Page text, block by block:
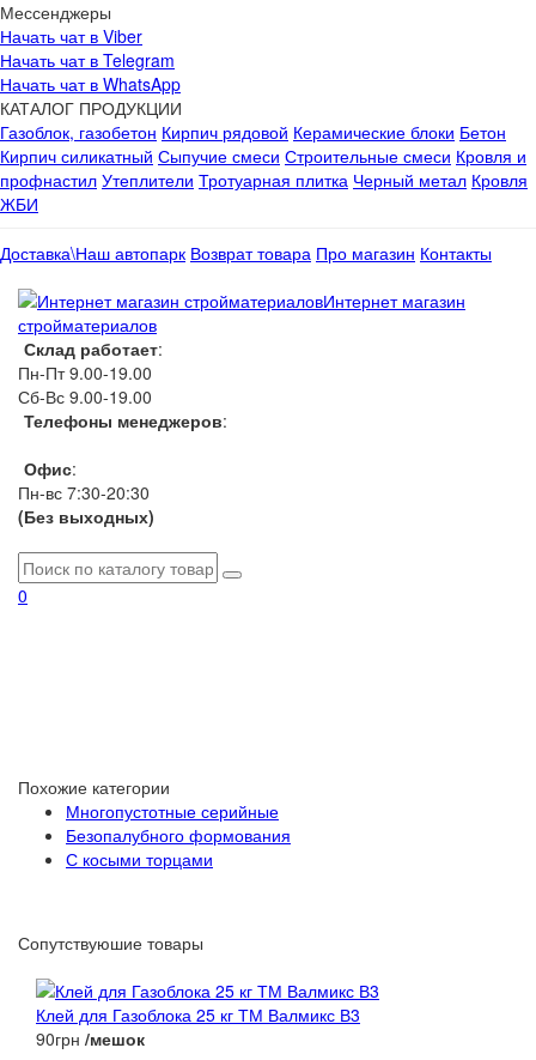
Мессенджеры
Начать чат в Viber
Начать чат в Telegram
Начать чат в WhatsApp
КАТАЛОГ ПРОДУКЦИИ
Газоблок, газобетон Кирпич рядовой Керамические блоки Бетон
Кирпич силикатный Сыпучие смеси Строительные смеси Кровля и
профнастил Утеплители Тротуарная плитка Черный метал Кровля
ЖБИ
Доставка\Наш автопарк Возврат товара Про магазин Контакты
Интернет магазин
стройматериалов
Склад работает:
Пн-Пт 9.00-19.00
Сб-Вс 9.00-19.00
Телефоны менеджеров:
Офис:
Пн-вс 7:30-20:30
(Без выходных)
0
Похожие категории
Многопустотные серийные
Безопалубного формования
С косыми торцами
Сопутствуюшие товары
Клей для Газоблока 25 кг ТМ Валмикс В3
90грн /мешок